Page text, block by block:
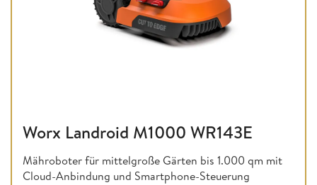
Worx Landroid M1000 WR143E
Mähroboter für mittelgroße Gärten bis 1.000 qm mit
Cloud-Anbindung und Smartphone-Steuerung